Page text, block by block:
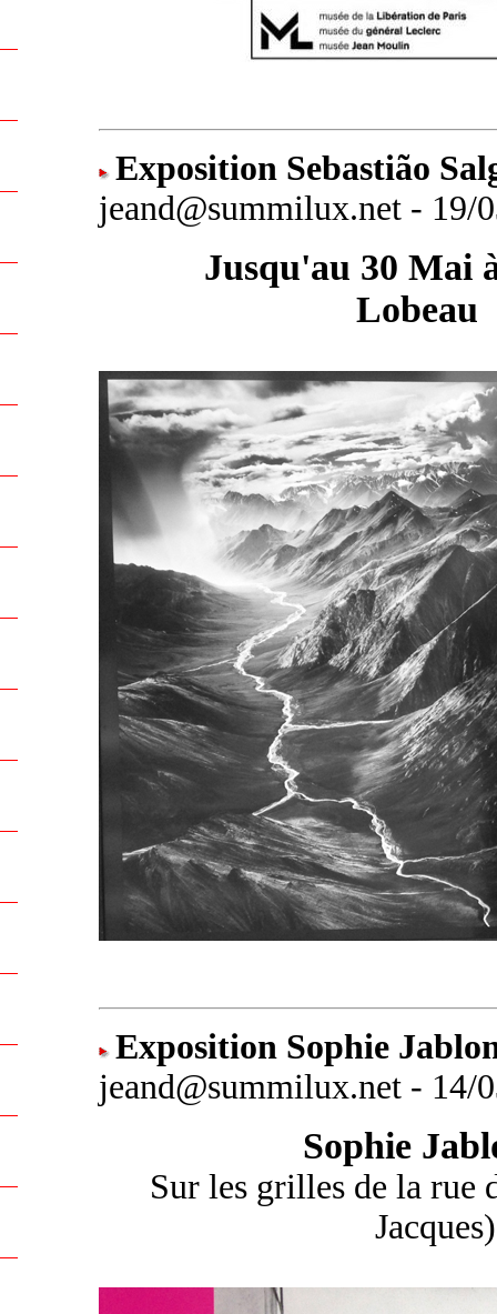
Exposition Sebastião
jeand@summilux.net - 19/
Jusqu'au 30 Mai
Lobeau
Exposition Sophie
jeand@summilux.net - 14/
Sophie
Sur les grilles de la rue